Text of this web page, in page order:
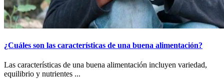
¿Cuáles son las características de una buena alimentación?
Las características de una buena alimentación incluyen variedad,
equilibrio y nutrientes ...